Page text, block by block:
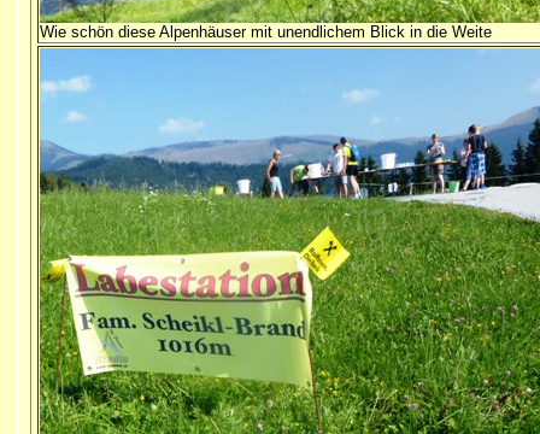
Wie schön diese Alpenhäuser mit unendlichem Blick in die Weite